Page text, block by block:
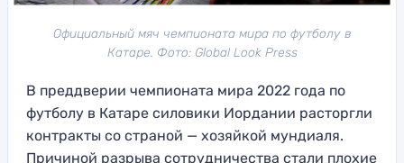
Официальный мяч чемпионата мира по футболу в
Катаре. Фото: Global Look Press
В преддверии чемпионата мира 2022 года по
футболу в Катаре силовики Иордании расторгли
контракты со страной — хозяйкой мундиаля.
Причиной разрыва сотрудничества стали плохие